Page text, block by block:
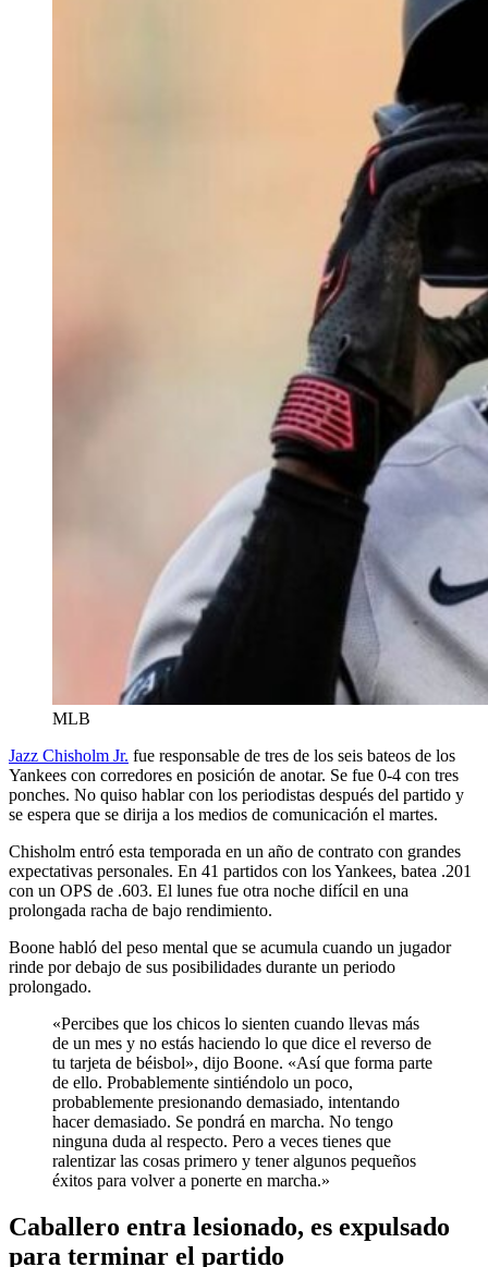
MLB
Jazz Chisholm Jr. fue responsable de tres de los seis bateos de los
Yankees con corredores en posición de anotar. Se fue 0-4 con tres
ponches. No quiso hablar con los periodistas después del partido y
se espera que se dirija a los medios de comunicación el martes.
Chisholm entró esta temporada en un año de contrato con grandes
expectativas personales. En 41 partidos con los Yankees, batea .201
con un OPS de .603. El lunes fue otra noche difícil en una
prolongada racha de bajo rendimiento.
Boone habló del peso mental que se acumula cuando un jugador
rinde por debajo de sus posibilidades durante un periodo
prolongado.
«Percibes que los chicos lo sienten cuando llevas más
de un mes y no estás haciendo lo que dice el reverso de
tu tarjeta de béisbol», dijo Boone. «Así que forma parte
de ello. Probablemente sintiéndolo un poco,
probablemente presionando demasiado, intentando
hacer demasiado. Se pondrá en marcha. No tengo
ninguna duda al respecto. Pero a veces tienes que
ralentizar las cosas primero y tener algunos pequeños
éxitos para volver a ponerte en marcha.»
Caballero entra lesionado, es expulsado
para terminar el partido